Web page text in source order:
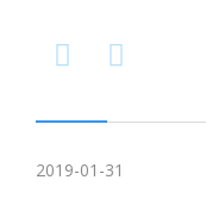
 
2019-01-31